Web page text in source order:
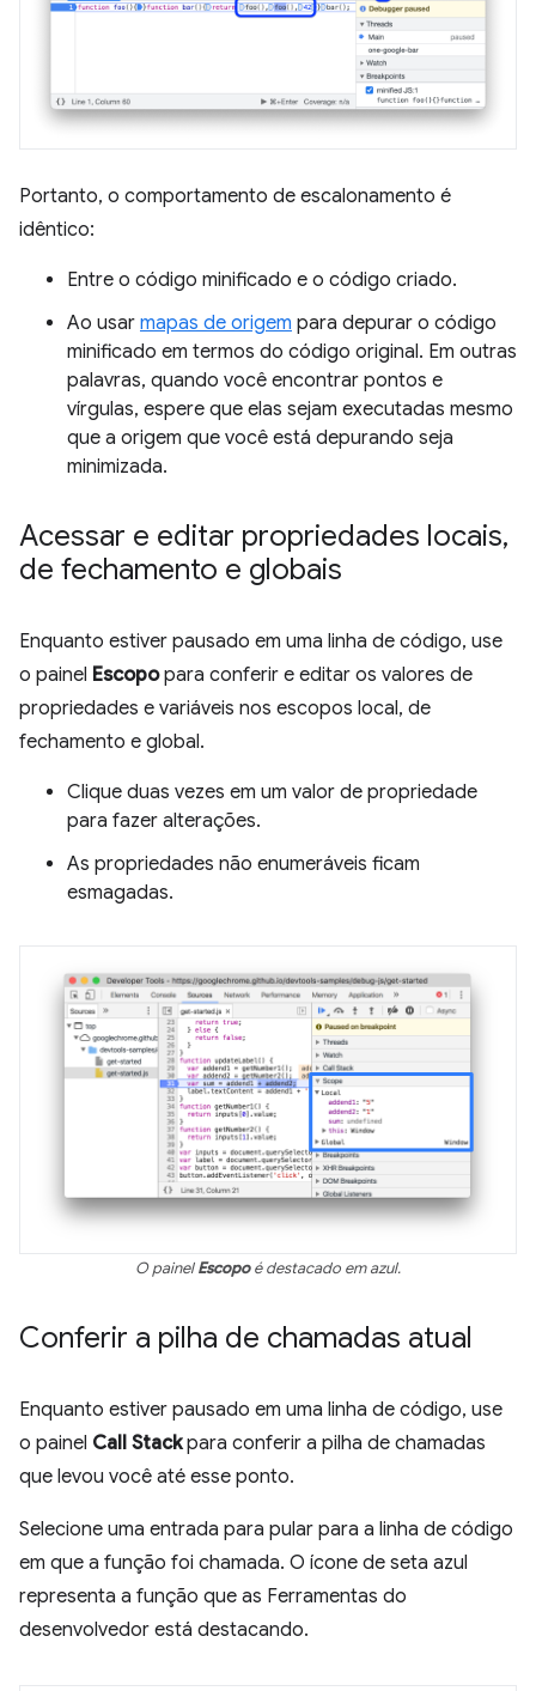
Portanto, o comportamento de escalonamento é
idêntico:
Entre o código minificado e o código criado.
Ao usar mapas de origem para depurar o código
minificado em termos do código original. Em outras
palavras, quando você encontrar pontos e
vírgulas, espere que elas sejam executadas mesmo
que a origem que você está depurando seja
minimizada.
Acessar e editar propriedades locais,
de fechamento e globais
Enquanto estiver pausado em uma linha de código, use
o painel Escopopara conferir e editar os valores de
propriedades e variáveis nos escopos local, de
fechamento e global.
Clique duas vezes em um valor de propriedade
para fazer alterações.
As propriedades não enumeráveis ficam
esmagadas.
O painelEscopoé destacado em azul.
Conferir a pilha de chamadas atual
Enquanto estiver pausado em uma linha de código, use
o painel Call Stackpara conferir a pilha de chamadas
que levou você até esse ponto.
Selecione uma entrada para pular para a linha de código
em que a função foi chamada. O ícone de seta azul
representa a função que as Ferramentas do
desenvolvedor está destacando.